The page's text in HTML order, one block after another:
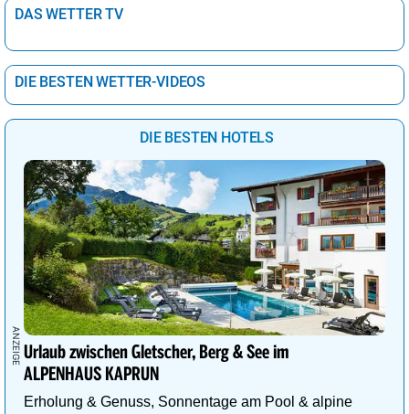
DAS WETTER TV
DIE BESTEN WETTER-VIDEOS
DIE BESTEN HOTELS
Urlaub zwischen Gletscher, Berg & See im
ALPENHAUS KAPRUN
Erholung & Genuss, Sonnentage am Pool & alpine